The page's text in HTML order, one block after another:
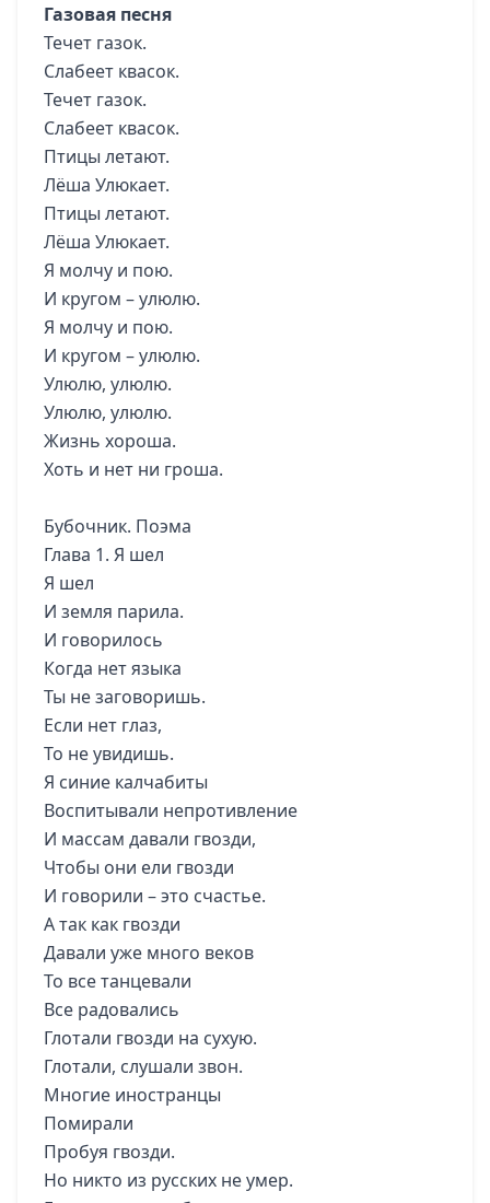
Газовая песня
Течет газок.
Слабеет квасок.
Течет газок.
Слабеет квасок.
Птицы летают.
Лёша Улюкает.
Птицы летают.
Лёша Улюкает.
Я молчу и пою.
И кругом – улюлю.
Я молчу и пою.
И кругом – улюлю.
Улюлю, улюлю.
Улюлю, улюлю.
Жизнь хороша.
Хоть и нет ни гроша.
Бубочник. Поэма
Глава 1. Я шел
Я шел
И земля парила.
И говорилось
Когда нет языка
Ты не заговоришь.
Если нет глаз,
То не увидишь.
Я синие калчабиты
Воспитывали непротивление
И массам давали гвозди,
Чтобы они ели гвозди
И говорили – это счастье.
А так как гвозди
Давали уже много веков
То все танцевали
Все радовались
Глотали гвозди на сухую.
Глотали, слушали звон.
Многие иностранцы
Помирали
Пробуя гвозди.
Но никто из русских не умер.